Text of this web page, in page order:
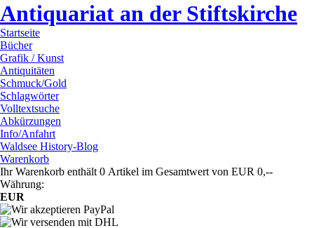
Antiquariat an der Stiftskirche
Startseite
Bücher
Grafik / Kunst
Antiquitäten
Schmuck/Gold
Schlagwörter
Volltextsuche
Abkürzungen
Info/Anfahrt
Waldsee History-Blog
Warenkorb
Ihr Warenkorb enthält 0 Artikel im Gesamtwert von EUR 0,--
Währung:
EUR